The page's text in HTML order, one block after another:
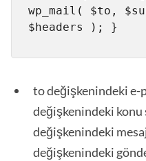
wp_mail( $to,
$headers ); }
to değişkenindeki e-
değişkenindeki konu
değişkenindeki
değişkenindeki